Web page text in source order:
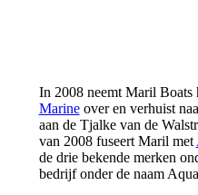
In 2008 neemt Maril Boats
Marineover en verhuist
aan de Tjalke van de
van 2008 fuseert Maril met
de drie bekende merken
bedrijf onder de naam